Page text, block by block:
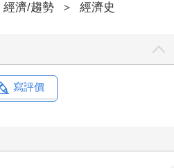
經濟/趨勢 ＞ 經濟史
寫評價